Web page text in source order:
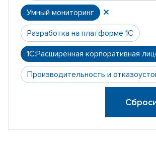
Умный мониторинг
Разработка на платформе 1С
1С:Расширенная корпоративная
Производительность и